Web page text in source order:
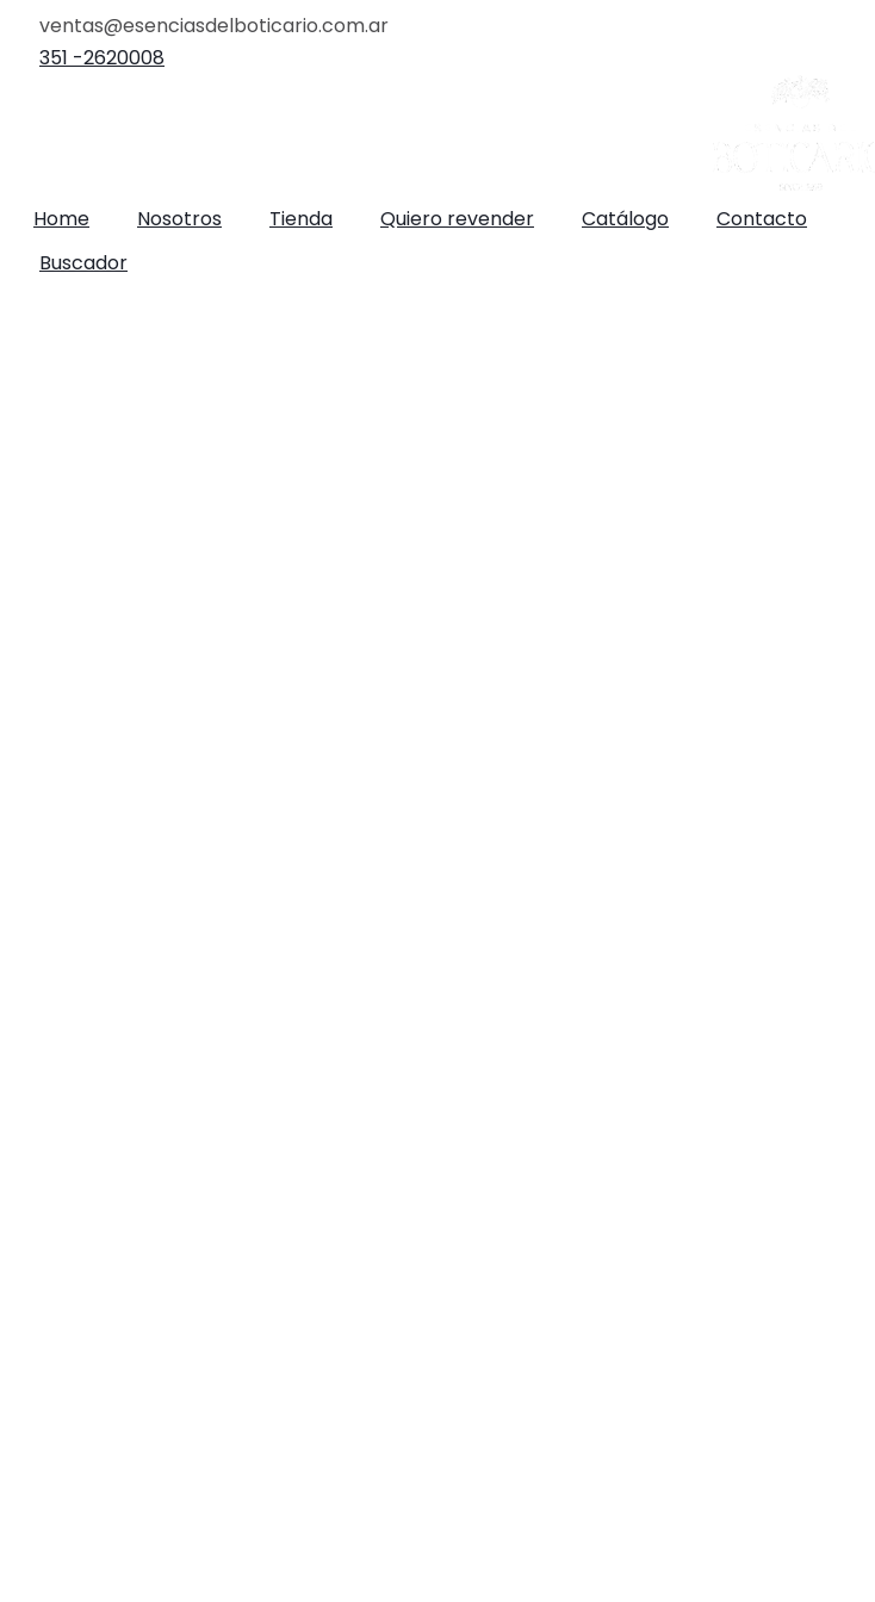
ventas@esenciasdelboticario.com.ar
351 -2620008
Home Nosotros Tienda Quiero revender Catálogo
Contacto
Buscador